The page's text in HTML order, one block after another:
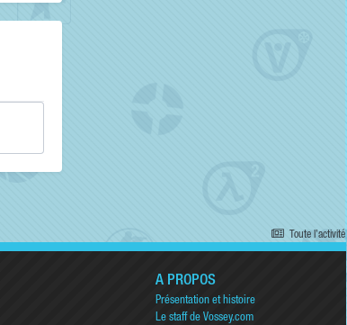
Toute l’activité
A PROPOS
Présentation et histoire
Le staff de Vossey.com